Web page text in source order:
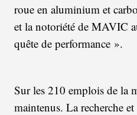
roue en aluminium et
et la notoriété de MAVIC
quête de performance ».
Sur les 210 emplois de la
maintenus. La recherche